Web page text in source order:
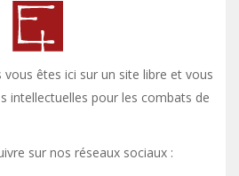
êtes ici sur un site libre et vous y
intellectuelles pour les combats de
sur nos réseaux sociaux :